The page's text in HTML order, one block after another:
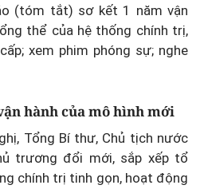
(tóm tắt) sơ kết 1 năm vận
thể của hệ thống chính trị,
xem phim phóng sự; nghe
hành của mô hình mới
Tổng Bí thư, Chủ tịch nước
trương đổi mới, sắp xếp tổ
chính trị tinh gọn, hoạt động